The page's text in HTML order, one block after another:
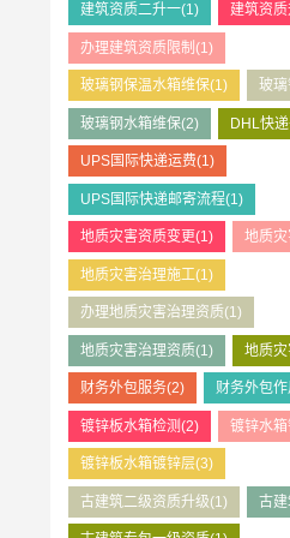
建筑资质二升一(1) 建筑资
办理建筑资质限制 (1)
玻璃钢保温水箱维保(1) 玻
玻璃钢水箱维保(2) DHL快
UPS国际快递运费(1)
UPS国际快递邮寄流程(1)
地质灾害资质变更(1) 地质
地质灾害治理施工(1)
办理地质灾害治理资质(1)
地质灾害治理资质(1) 地质
财务外包服务(2) 财务外包作
镀锌板水箱检测(2) 镀锌水
镀锌板水箱镀锌层(3)
古建筑二级资质升级(1) 古